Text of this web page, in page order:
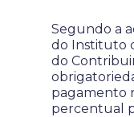
Segundo a
do Instituto
do
pagamento
percentual